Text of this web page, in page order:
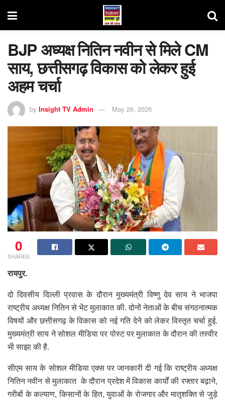
BJP अध्यक्ष नितिन नवीन से मिले CM
साय, छत्तीसगढ़ विकास को लेकर हुई
अहम चर्चा
by Insight TV Admin May 26, 2026
0
SHARES
रायपुर.
दो दिवसीय दिल्ली प्रवास के दौरान मुख्यमंत्री विष्णु देव साय ने भाजपा
राष्ट्रीय अध्यक्ष नितिन से भेंट मुलाकात की. दोनों नेताओं के बीच संगठनात्मक
विषयों और छत्तीसगढ़ के विकास को नई गति देने को लेकर विस्तृत चर्चा हुई.
मुख्यमंत्री साय ने सोशल मीडिया पर पोस्ट पर मुलाकात के दौरान की तस्वीर
भी साझा की है.
सीएम साय के सोशल मीडिया एक्स पर जानकारी दी गई कि राष्ट्रीय अध्यक्ष
नितिन नवीन से मुलाकात के दौरान प्रदेश में विकास कार्यों की रफ्तार बढ़ाने,
गरीबों के कल्याण, किसानों के हित, युवाओं के रोजगार और मातृशक्ति से जुड़े